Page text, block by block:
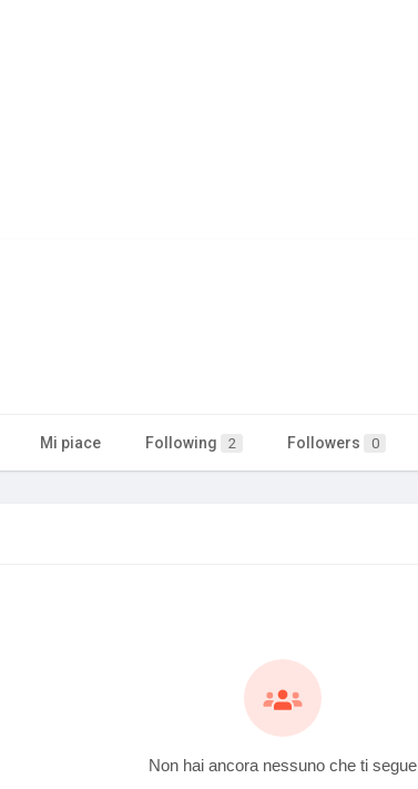
Mi piace Following 2 Followers 0
Non hai ancora nessuno che ti segue